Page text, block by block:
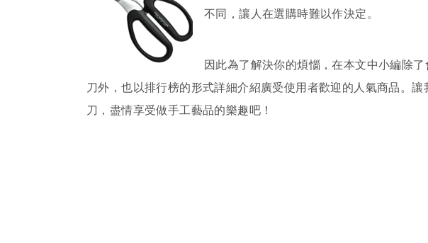
不同，讓人在選購時難以作決定。
因此為了解決你的煩惱，在本文中小編除
刀外，也以排行榜的形式詳細介紹廣受使用者歡迎的人氣商品。
刀，盡情享受做手工藝品的樂趣吧！